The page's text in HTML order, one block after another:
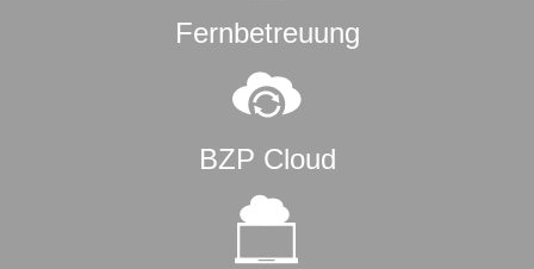
Fernbetreuung
BZP Cloud